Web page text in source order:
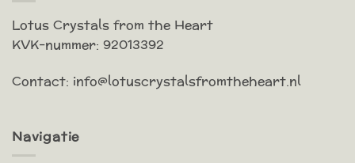
Lotus Crystals from the Heart
KVK-nummer: 92013392
Contact: info@lotuscrystalsfromtheheart.nl
Navigatie